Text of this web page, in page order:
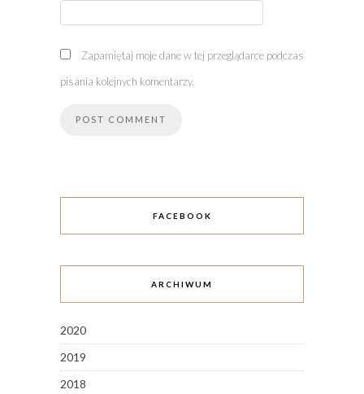
Zapamiętaj moje dane w tej przeglądarce podczas
pisania kolejnych komentarzy.
FACEBOOK
ARCHIWUM
2020
2019
2018